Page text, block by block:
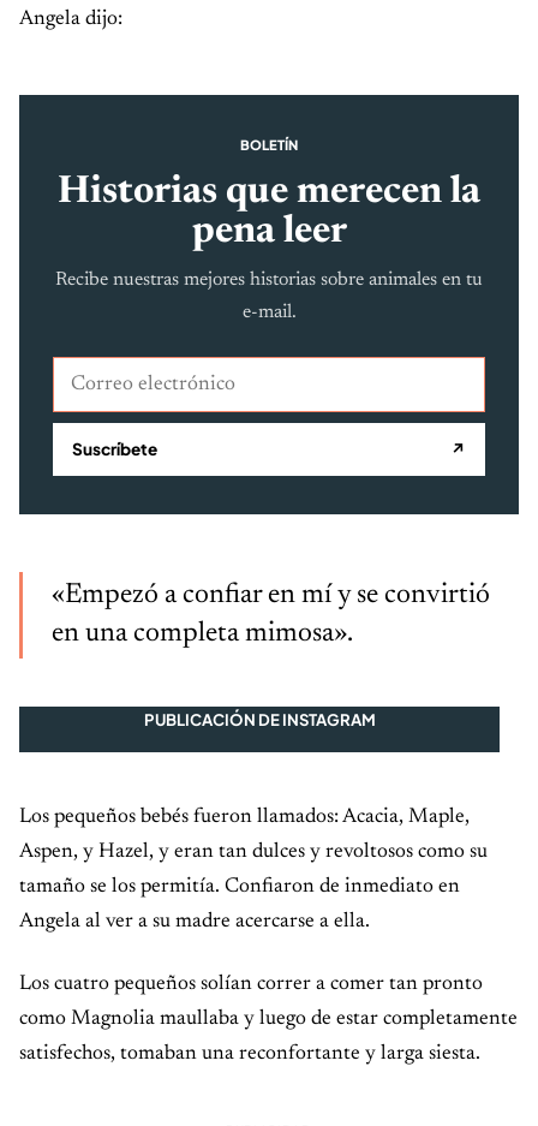
Angela dijo:
BOLETÍN
Historias que merecen la
pena leer
Recibe nuestras mejores historias sobre animales en tu
e-mail.
Correo electrónico
Suscríbete ↗
«Empezó a confiar en mí y se convirtió
en una completa mimosa».
PUBLICACIÓN DE INSTAGRAM
Los pequeños bebés fueron llamados: Acacia, Maple,
Aspen, y Hazel, y eran tan dulces y revoltosos como su
tamaño se los permitía. Confiaron de inmediato en
Angela al ver a su madre acercarse a ella.
Los cuatro pequeños solían correr a comer tan pronto
como Magnolia maullaba y luego de estar completamente
satisfechos, tomaban una reconfortante y larga siesta.